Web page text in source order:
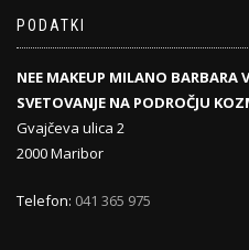
PODATKI
NEE MAKEUP MILANO BARBARA
SVETOVANJE NA PODROČJU
Gvajčeva ulica 2
2000 Maribor
Telefon: 041 365 975